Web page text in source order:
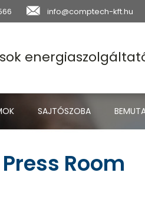
info@comptech-kft.hu
SAJTÓSZOBA
Room